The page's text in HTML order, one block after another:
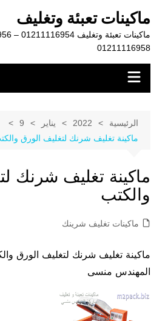
المحتوى
ماكينات تعبئة وتغليف
01211116958
الرئيسية 2022 يناير
9
ماكينة تغليف شرنك لتغليف الورق
ماكينة تغليف شرنك
والكتب
ماكينات تغليف شرينك
المهندس منسى